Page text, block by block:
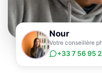
Nour
Votre conseillère
+33 7 56 95